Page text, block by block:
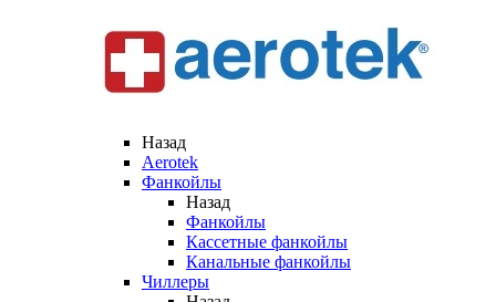
Назад
Aerotek
Фанкойлы
Назад
Фанкойлы
Кассетные фанкойлы
Канальные фанкойлы
Чиллеры